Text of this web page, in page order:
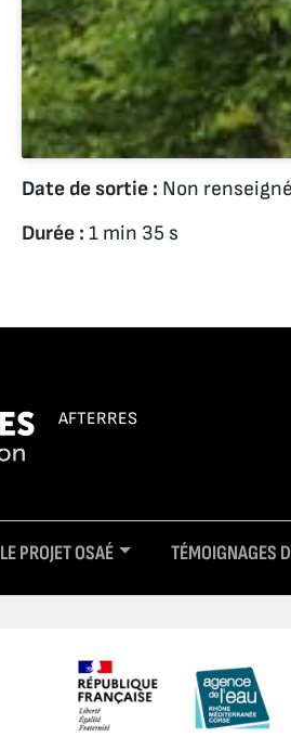
Date de sortie : Non
Durée : 1 min 35 s
AFTERRES
LE PROJET OSAÉ TÉMOIGNAGES